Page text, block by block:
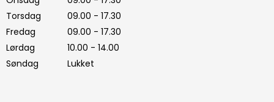
Torsdag
09.00 - 17.30
Fredag
09.00 - 17.30
Lørdag
10.00 - 14.00
Søndag
Lukket